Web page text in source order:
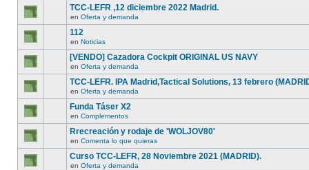
TCC-LEFR ,12 diciembre 2022 Madrid.
en Oferta y demanda
112
en Noticias
[VENDO] Cazadora Cockpit ORIGINAL US NAVY
en Oferta y demanda
TCC-LEFR. IPA Madrid,Tactical Solutions, 13 febrero
en Oferta y demanda
Funda Táser X2
en Complementos
Rrecreación y rodaje de 'WOLJOV80'
en Comenta lo que quieras
Curso TCC-LEFR, 28 Noviembre 2021 (MADRID).
en Oferta y demanda